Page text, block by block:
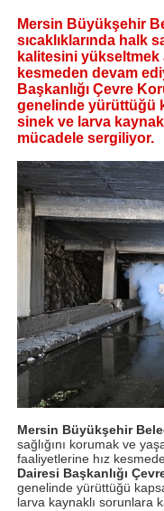
Mersin Büyükşehir
sıcaklıklarında halk
kalitesini yükseltmek
kesmeden devam
Başkanlığı Çevre
genelinde yürüttüğü
sinek ve larva
mücadele sergiliyor.
Mersin Büyükşehir
sağlığını korumak ve
faaliyetlerine hız
Dairesi Başkanlığı
genelinde yürüttüğü
larva kaynaklı sorunlara